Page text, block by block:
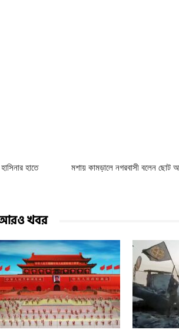
হাতে
মশায় কামড়ালে নগরবাসী বলেন ছোট
আরও খবর